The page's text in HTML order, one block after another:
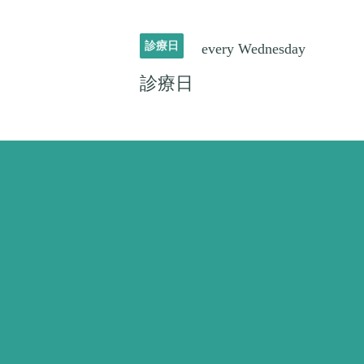
診療日 every Wednesday
診療日